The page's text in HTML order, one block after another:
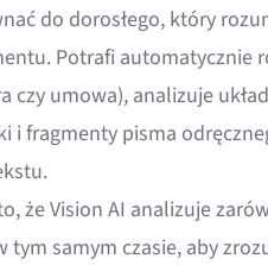
do dorosłego, który
Potrafi automatycznie
czy umowa), analizuje
i fragmenty pisma
że Vision AI analizuje
samym czasie, aby